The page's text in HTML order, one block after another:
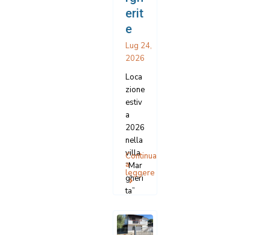
erit
e
Lug 24,
2026
Loca
zione
estiv
a
2026
nella
villa
“Mar
gheri
ta”
al
villa
Continua
a
leggere